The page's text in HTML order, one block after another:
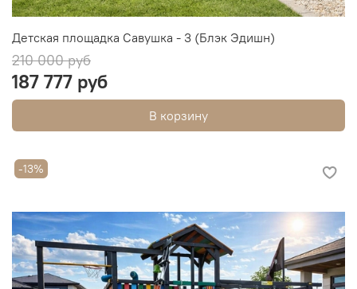
Детская площадка Савушка - 3 (Блэк Эдишн)
210 000 руб
187 777 руб
В корзину
-13%